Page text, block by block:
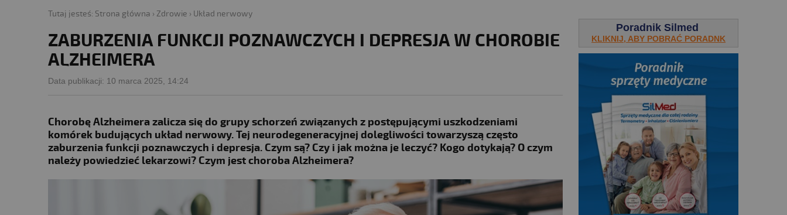
Tutaj jesteś: Strona główna › Zdrowie › Układ nerwowy
ZABURZENIA FUNKCJI POZNAWCZYCH I DEPRESJA W CHOROBIE
ALZHEIMERA
Data publikacji: 10 marca 2025, 14:24
Chorobę Alzheimera zalicza się do grupy schorzeń związanych z postępującymi uszkodzeniami
komórek budujących układ nerwowy. Tej neurodegeneracyjnej dolegliwości towarzyszą często
zaburzenia funkcji poznawczych i depresja. Czym są? Czy i jak można je leczyć? Kogo dotykają? O czym
należy powiedzieć lekarzowi? Czym jest choroba Alzheimera?
Poradnik Silmed
KLIKNIJ, ABY POBRAĆ PORADNK